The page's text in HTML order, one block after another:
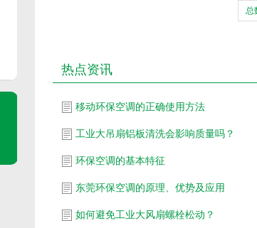
总
热点资讯
移动环保空调的正确使用方法
工业大吊扇铝板清洗会影响质量吗？
环保空调的基本特征
东莞环保空调的原理、优势及应用
如何避免工业大风扇螺栓松动？